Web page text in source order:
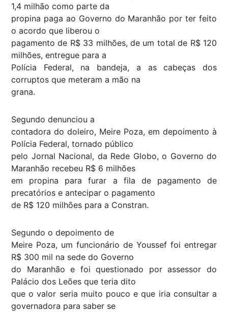
1,4 milhão como parte da
propina paga ao Governo do Maranhão por ter feito
o acordo que liberou o
pagamento de R$ 33 milhões, de um total de R$ 120
milhões, entregue para a
Polícia Federal, na bandeja, a as cabeças dos
corruptos que meteram a mão na
grana.
Segundo denunciou a
contadora do doleiro, Meire Poza, em depoimento à
Polícia Federal, tornado público
pelo Jornal Nacional, da Rede Globo, o Governo do
Maranhão recebeu R$ 6 milhões
em propina para furar a fila de pagamento de
precatórios e antecipar o pagamento
de R$ 120 milhões para a Constran.
Segundo o depoimento de
Meire Poza, um funcionário de Youssef foi entregar
R$ 300 mil na sede do Governo
do Maranhão e foi questionado por assessor do
Palácio dos Leões que teria dito
que o valor seria muito pouco e que iria consultar a
governadora para saber se